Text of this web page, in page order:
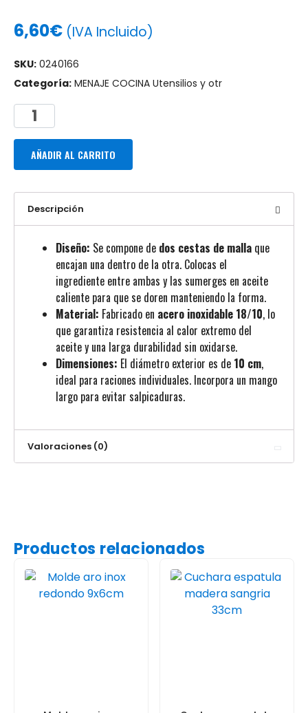
6,60€ (IVA Incluido)
SKU: 0240166
Categoría: MENAJE COCINA Utensilios y otr
AÑADIR AL CARRITO
Descripción
Diseño: Se compone de dos cestas de malla que
encajan una dentro de la otra. Colocas el
ingrediente entre ambas y las sumerges en aceite
caliente para que se doren manteniendo la forma.
Material: Fabricado en acero inoxidable 18/10, lo
que garantiza resistencia al calor extremo del
aceite y una larga durabilidad sin oxidarse.
Dimensiones: El diámetro exterior es de 10 cm,
ideal para raciones individuales. Incorpora un mango
largo para evitar salpicaduras.
Valoraciones (0)
Productos relacionados